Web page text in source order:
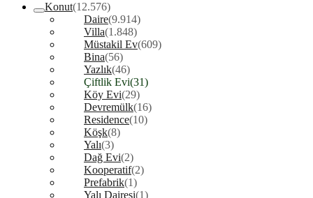
Konut(12.576)
Daire(9.914)
Villa(1.848)
Müstakil Ev(609)
Bina(56)
Yazlık(46)
Çiftlik Evi(31)
Köy Evi(29)
Devremülk(16)
Residence(10)
Köşk(8)
Yalı(3)
Dağ Evi(2)
Kooperatif(2)
Prefabrik(1)
Yalı Dairesi(1)